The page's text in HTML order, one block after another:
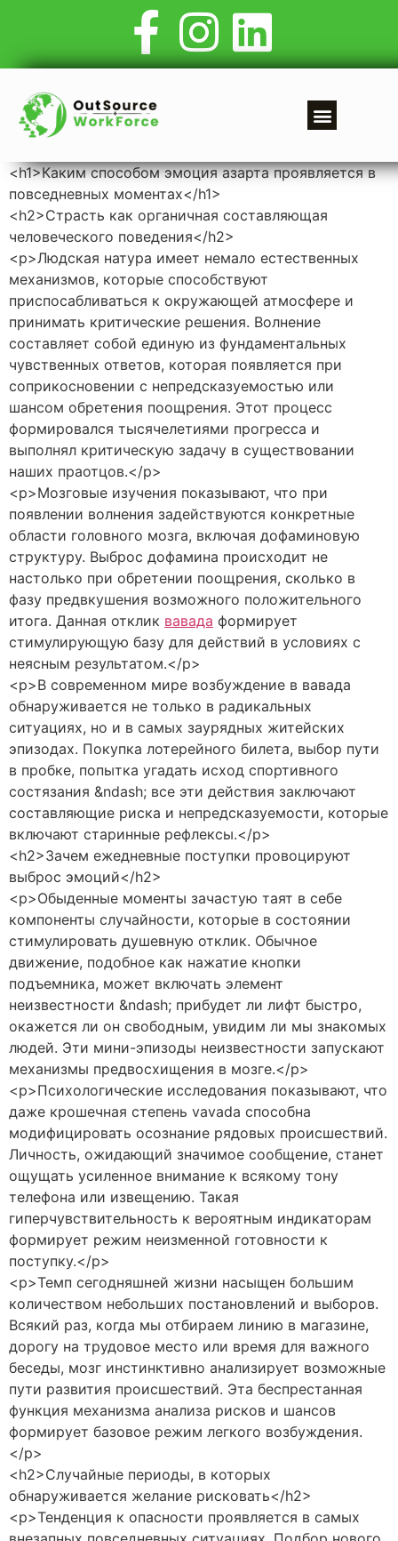
<h1>Каким способом эмоция азарта проявляется в
повседневных моментах</h1>
<h2>Страсть как органичная составляющая
человеческого поведения</h2>
<p>Людская натура имеет немало естественных
механизмов, которые способствуют
приспосабливаться к окружающей атмосфере и
принимать критические решения. Волнение
составляет собой единую из фундаментальных
чувственных ответов, которая появляется при
соприкосновении с непредсказуемостью или
шансом обретения поощрения. Этот процесс
формировался тысячелетиями прогресса и
выполнял критическую задачу в существовании
наших праотцов.</p>
<p>Мозговые изучения показывают, что при
появлении волнения задействуются конкретные
области головного мозга, включая дофаминовую
структуру. Выброс дофамина происходит не
настолько при обретении поощрения, сколько в
фазу предвкушения возможного положительного
итога. Данная отклик вавада формирует
стимулирующую базу для действий в условиях с
неясным результатом.</p>
<p>В современном мире возбуждение в вавада
обнаруживается не только в радикальных
ситуациях, но и в самых заурядных житейских
эпизодах. Покупка лотерейного билета, выбор пути
в пробке, попытка угадать исход спортивного
состязания &ndash; все эти действия заключают
составляющие риска и непредсказуемости, которые
включают старинные рефлексы.</p>
<h2>Зачем ежедневные поступки провоцируют
выброс эмоций</h2>
<p>Обыденные моменты зачастую таят в себе
компоненты случайности, которые в состоянии
стимулировать душевную отклик. Обычное
движение, подобное как нажатие кнопки
подъемника, может включать элемент
неизвестности &ndash; прибудет ли лифт быстро,
окажется ли он свободным, увидим ли мы знакомых
людей. Эти мини-эпизоды неизвестности запускают
механизмы предвосхищения в мозге.</p>
<p>Психологические исследования показывают, что
даже крошечная степень vavada способна
модифицировать осознание рядовых происшествий.
Личность, ожидающий значимое сообщение, станет
ощущать усиленное внимание к всякому тону
телефона или извещению. Такая
гиперчувствительность к вероятным индикаторам
формирует режим неизменной готовности к
поступку.</p>
<p>Темп сегодняшней жизни насыщен большим
количеством небольших постановлений и выборов.
Всякий раз, когда мы отбираем линию в магазине,
дорогу на трудовое место или время для важного
беседы, мозг инстинктивно анализирует возможные
пути развития происшествий. Эта беспрестанная
функция механизма анализа рисков и шансов
формирует базовое режим легкого возбуждения.
</p>
<h2>Случайные периоды, в которых
обнаруживается желание рисковать</h2>
<p>Тенденция к опасности проявляется в самых